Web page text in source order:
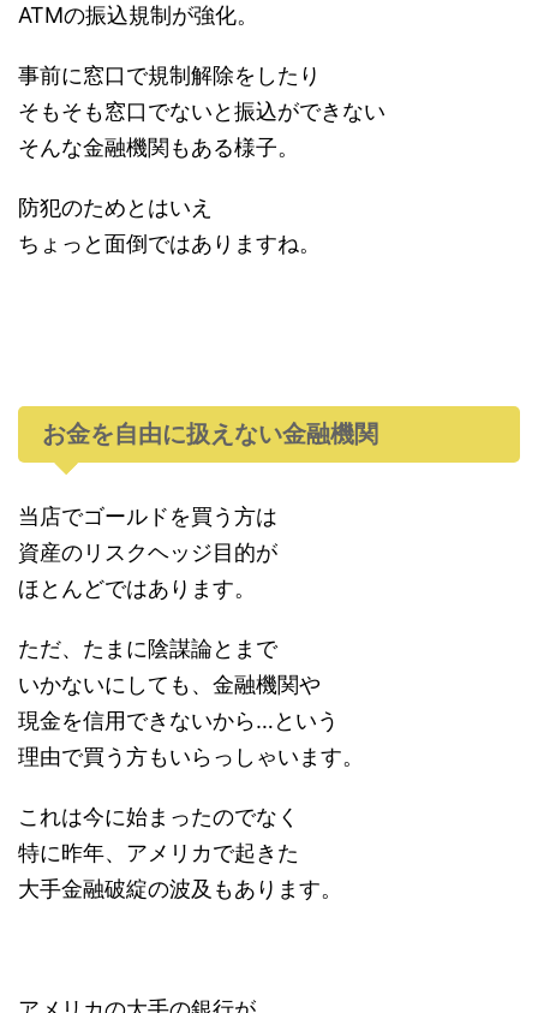
ATMの振込規制が強化。
事前に窓口で規制解除をしたり
そもそも窓口でないと振込ができない
そんな金融機関もある様子。
防犯のためとはいえ
ちょっと面倒ではありますね。
お金を自由に扱えない金融機関
当店でゴールドを買う方は
資産のリスクヘッジ目的が
ほとんどではあります。
ただ、たまに陰謀論とまで
いかないにしても、金融機関や
現金を信用できないから…という
理由で買う方もいらっしゃいます。
これは今に始まったのでなく
特に昨年、アメリカで起きた
大手金融破綻の波及もあります。